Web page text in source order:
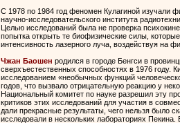
С 1978 по 1984 год феномен Кулагиной изучали
научно-исследовательского института
Целью исследований была не проверка
попытка открыть те биофизические силы,
интенсивность лазерного луча, воздействуя на
Чжан Баошен родился в городе Бенгси в
сверхъестественных способностях в 1976 году.
исследованием «необычных функций
годов, что вызвало отрицательную реакцию у
Национальный комитет по науке разрешил эту
критиков этих исследований для участия в
дали прекрасные результаты, чего нельзя было
исследовали в нескольких лабораториях